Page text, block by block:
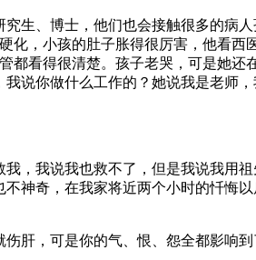
生、博士，他们也会接触很多的病
化，小孩的肚子胀得很厉害，他看
都看得很清楚。孩子老哭，可是她
说你做什么工作的？她说我是老师
，我说我也救不了，但是我说我用
神奇，在我家将近两个小时的忏悔
肝，可是你的气、恨、怨全都影响到